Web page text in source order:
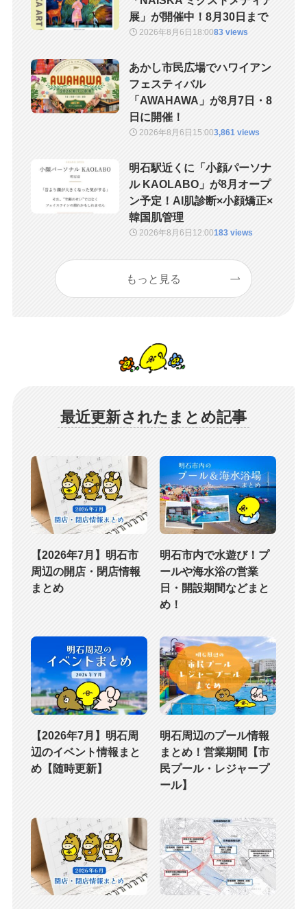
展」が開催中！8月30日まで
2026年8月6日 18:0083 views
あかし市民広場でハワイアン
フェスティバル
「AWAHAWA」が8月7日・8
日に開催！
2026年8月6日 15:003,861 views
明石駅近くに「小顔パーソナ
ル KAOLABO」が8月オープ
ン予定！AI肌診断×小顔矯正×
韓国肌管理
2026年8月6日 12:00183 views
もっと見る
最近更新されたまとめ記事
【2026年7月】明石市
周辺の開店・閉店情報
まとめ
明石市内で水遊び！プ
ールや海水浴の営業
日・開設期間などまと
め！
【2026年7月】明石周
辺のイベント情報まと
め【随時更新】
明石周辺のプール情報
まとめ！営業期間【市
民プール・レジャープ
ール】